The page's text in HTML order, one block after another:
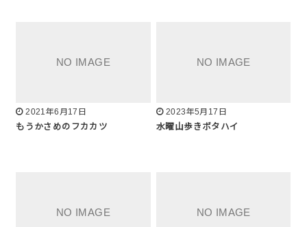
2021年6月17日
もうかさめのフカカツ
2023年5月17日
水曜山歩きボタハイ